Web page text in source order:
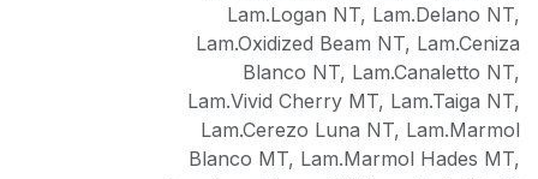
Lam.Logan NT, Lam.Delano NT,
Lam.Oxidized Beam NT, Lam.Ceniza
Blanco NT, Lam.Canaletto NT,
Lam.Vivid Cherry MT, Lam.Taiga NT,
Lam.Cerezo Luna NT, Lam.Marmol
Blanco MT, Lam.Marmol Hades MT,